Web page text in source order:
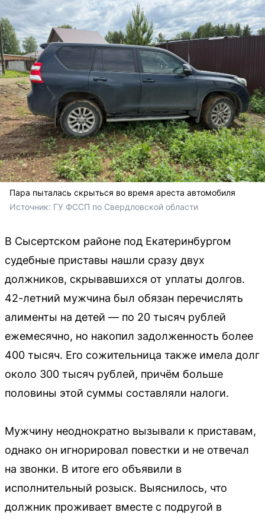
Пара пыталась скрыться во время ареста автомобиля
Источник: ГУ ФССП по Свердловской области
В Сысертском районе под Екатеринбургом
судебные приставы нашли сразу двух
должников, скрывавшихся от уплаты долгов.
42-летний мужчина был обязан перечислять
алименты на детей — по 20 тысяч рублей
ежемесячно, но накопил задолженность более
400 тысяч. Его сожительница также имела долг
около 300 тысяч рублей, причём больше
половины этой суммы составляли налоги.
Мужчину неоднократно вызывали к приставам,
однако он игнорировал повестки и не отвечал
на звонки. В итоге его объявили в
исполнительный розыск. Выяснилось, что
должник проживает вместе с подругой в